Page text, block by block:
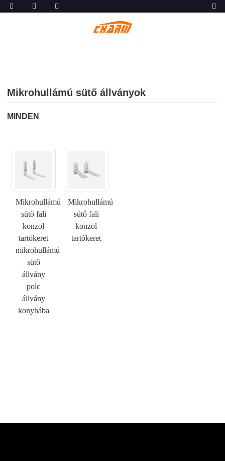
Mikrohullámú sütő állványok
MINDEN
Mikrohullámú
sütő fali
konzol
tartókeret
mikrohullámú
sütő
állvány
polc
állvány
konyhába
Mikrohullámú
sütő fali
konzol
tartókeret
×